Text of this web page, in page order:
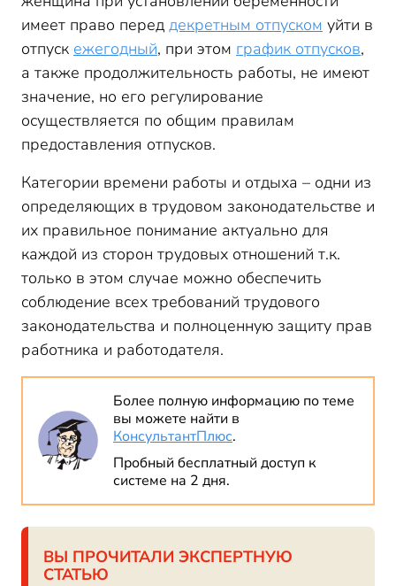
имеет право перед декретным отпуском уйти в
отпуск ежегодный, при этом график отпусков,
а также продолжительность работы, не имеют
значение, но его регулирование
осуществляется по общим правилам
предоставления отпусков.
Категории времени работы и отдыха – одни из
определяющих в трудовом законодательстве и
их правильное понимание актуально для
каждой из сторон трудовых отношений т.к.
только в этом случае можно обеспечить
соблюдение всех требований трудового
законодательства и полноценную защиту прав
работника и работодателя.
Более полную информацию по теме
вы можете найти в
КонсультантПлюс.
Пробный бесплатный доступ к
системе на 2 дня.
ВЫ ПРОЧИТАЛИ ЭКСПЕРТНУЮ
СТАТЬЮ